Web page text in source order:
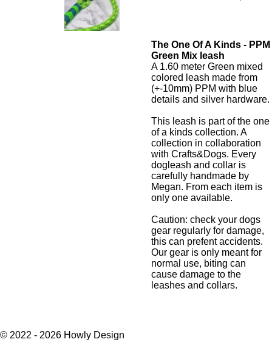
The One Of A Kinds - PPM
Green Mix leash
A 1.60 meter Green mixed
colored leash made from
(+-10mm) PPM with blue
details and silver hardware.
This leash is part of the one
of a kinds collection. A
collection in collaboration
with Crafts&Dogs. Every
dogleash and collar is
carefully handmade by
Megan. From each item is
only one available.
Caution: check your dogs
gear regularly for damage,
this can prefent accidents.
Our gear is only meant for
normal use, biting can
cause damage to the
leashes and collars.
© 2022 - 2026 Howly Design